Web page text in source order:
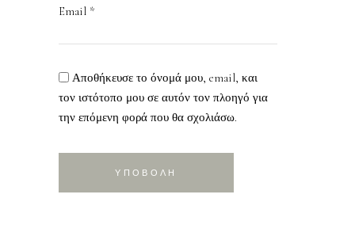
Email *
Αποθήκευσε το όνομά μου, email, και
τον ιστότοπο μου σε αυτόν τον πλοηγό για
την επόμενη φορά που θα σχολιάσω.